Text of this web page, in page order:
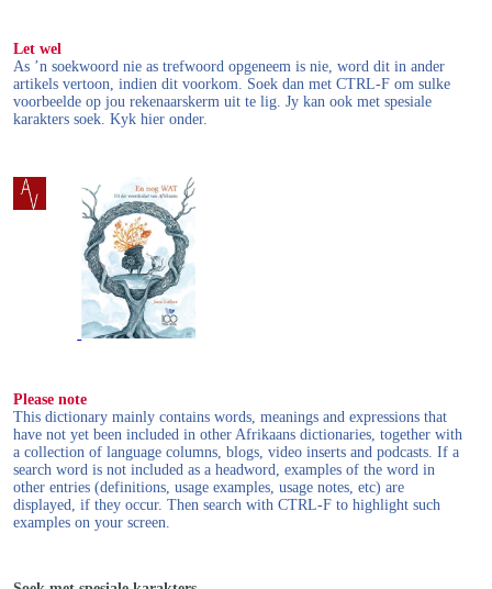
Let wel
As ’n soekwoord nie as trefwoord opgeneem is nie, word dit in ander
artikels vertoon, indien dit voorkom. Soek dan met CTRL-F om sulke
voorbeelde op jou rekenaarskerm uit te lig. Jy kan ook met spesiale
karakters soek. Kyk hier onder.
Please note
This dictionary mainly contains words, meanings and expressions that
have not yet been included in other Afrikaans dictionaries, together with
a collection of language columns, blogs, video inserts and podcasts. If a
search word is not included as a headword, examples of the word in
other entries (definitions, usage examples, usage notes, etc) are
displayed, if they occur. Then search with CTRL-F to highlight such
examples on your screen.